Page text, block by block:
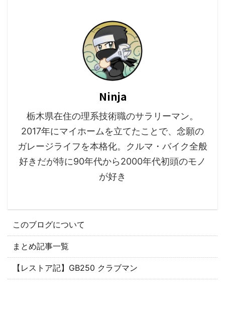
Ninja
栃木県在住の理系技術職のサラリーマン。
2017年にマイホームを立てたことで、念願の
ガレージライフを本格化。クルマ・バイク全般
好きだが特に90年代から2000年代初頭のモノ
が好き
このブログについて
まとめ記事一覧
【レストア記】GB250 クラブマン